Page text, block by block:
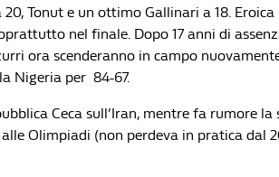
Tonut e un ottimo Gallinari a 18. Eroica
nel finale. Dopo 17 anni di
ora scenderanno in campo
Nigeria per 84-67.
Ceca sull’Iran, mentre fa rumore
Olimpiadi (non perdeva in pratica dal